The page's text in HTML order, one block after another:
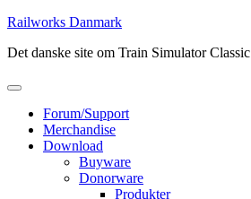
Skip
content
Railworks Danmark
Det danske site om Train Simulator Classic
Forum/Support
Merchandise
Download
Buyware
Donorware
Produkter